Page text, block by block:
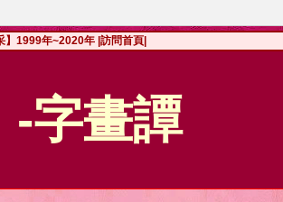
】1999年~2020年 |訪問首頁|
-字畫譚